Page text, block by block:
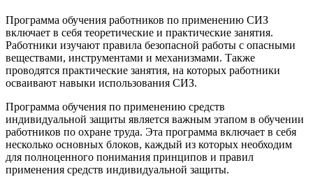
Программа обучения работников по применению СИЗ
включает в себя теоретические и практические занятия.
Работники изучают правила безопасной работы с опасными
веществами, инструментами и механизмами. Также
проводятся практические занятия, на которых работники
осваивают навыки использования СИЗ.
Программа обучения по применению средств
индивидуальной защиты является важным этапом в обучении
работников по охране труда. Эта программа включает в себя
несколько основных блоков, каждый из которых необходим
для полноценного понимания принципов и правил
применения средств индивидуальной защиты.